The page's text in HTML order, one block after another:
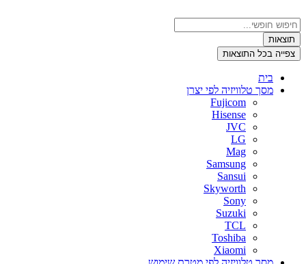
לתוכן
Search
...תוצאות
צפייה בכל התוצאות
בית
מסך טלוויזיה לפי יצרן
Fujicom
Hisense
JVC
LG
Mag
Samsung
Sansui
Skyworth
Sony
Suzuki
TCL
Toshiba
Xiaomi